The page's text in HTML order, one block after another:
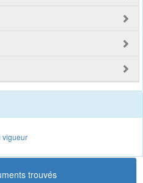
vigueur
trouvés